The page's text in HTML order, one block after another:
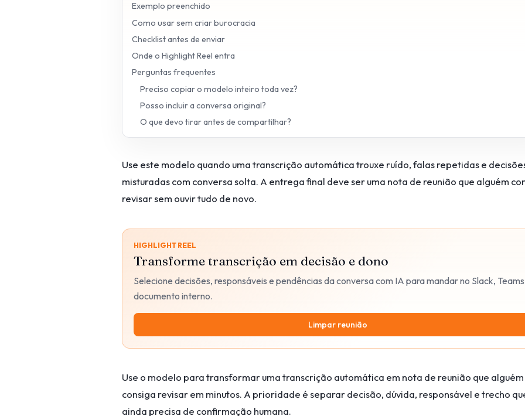
Exemplo preenchido
Como usar sem criar burocracia
Checklist antes de enviar
Onde o Highlight Reel entra
Perguntas frequentes
Preciso copiar o modelo inteiro toda vez?
Posso incluir a conversa original?
O que devo tirar antes de compartilhar?
Use este modelo quando uma transcrição automática trouxe ruído, falas repetidas e
misturadas com conversa solta. A entrega final deve ser uma nota de reunião que alguém
revisar sem ouvir tudo de novo.
HIGHLIGHT REEL
Transforme transcrição em decisão e dono
Selecione decisões, responsáveis e pendências da conversa com IA para mandar no Slack,
documento interno.
Limpar reunião
Use o modelo para transformar uma transcrição automática em nota de reunião que alguém
consiga revisar em minutos. A prioridade é separar decisão, dúvida, responsável e trecho
ainda precisa de confirmação humana.